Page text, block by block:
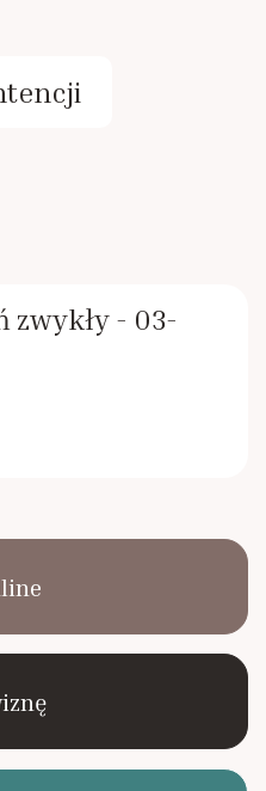
zwykły - 03-